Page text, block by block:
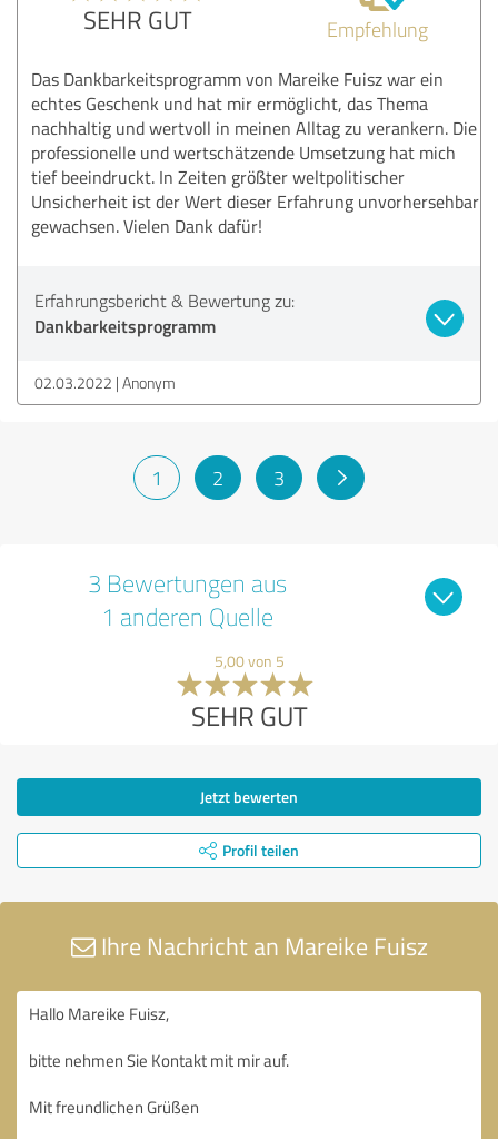
SEHR GUT Empfehlung
Das Dankbarkeitsprogramm von Mareike Fuisz war ein
echtes Geschenk und hat mir ermöglicht, das Thema
nachhaltig und wertvoll in meinen Alltag zu verankern. Die
professionelle und wertschätzende Umsetzung hat mich
tief beeindruckt. In Zeiten größter weltpolitischer
Unsicherheit ist der Wert dieser Erfahrung unvorhersehbar
gewachsen. Vielen Dank dafür!
Erfahrungsbericht & Bewertung zu:
Dankbarkeitsprogramm
02.03.2022 Anonym
1 2 3
3 Bewertungen aus
1 anderen Quelle
5,00 von 5
SEHR GUT
Jetzt bewerten
Profil teilen
Ihre Nachricht an Mareike Fuisz